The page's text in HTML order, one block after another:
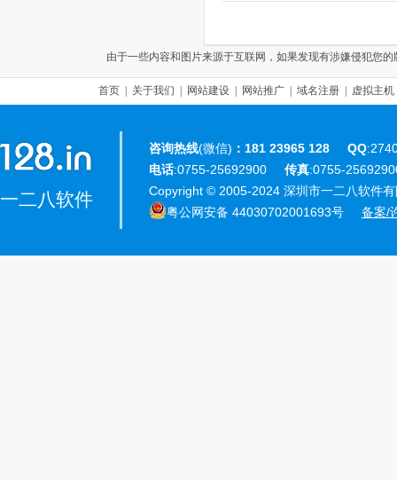
由于一些内容和图片来源于互联网，如果发现有涉嫌侵犯您的
首页 关于我们 网站建设 网站推广 |域名注册 虚拟主机
一二八软件
咨询热线(微信) ：181 23965 128 QQ
电话:0755-25692900 传真:0755-
Copyright © 2005-2024 深圳市一二八软件
粤公网安备 44030702001693号
备案/